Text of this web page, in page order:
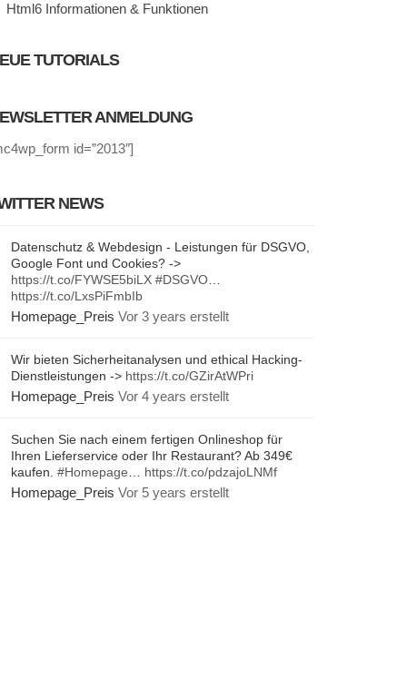
Html6 Informationen & Funktionen
TUTORIALS
ANMELDUNG
id=”2013″]
NEWS
Datenschutz & Webdesign - Leistungen für DSGVO,
Google Font und Cookies? ->
https://t.co/FYWSE5biLX #DSGVO…
https://t.co/LxsPiFmbIb
Homepage_Preis Vor 3 years erstellt
Wir bieten Sicherheitanalysen und ethical Hacking-
Dienstleistungen -> https://t.co/GZirAtWPri
Homepage_Preis Vor 4 years erstellt
Suchen Sie nach einem fertigen Onlineshop für
Ihren Lieferservice oder Ihr Restaurant? Ab 349€
kaufen. #Homepage https://t.co/pdzajoLNMf
Homepage_Preis Vor 5 years erstellt